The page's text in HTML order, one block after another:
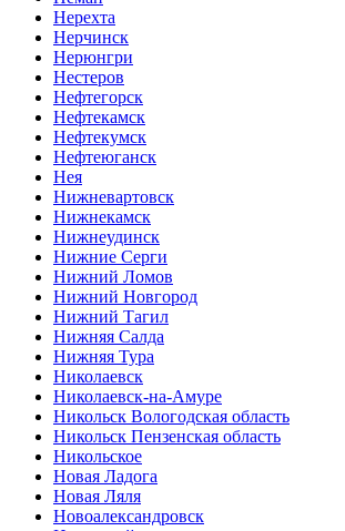
Нерехта
Нерчинск
Нерюнгри
Нестеров
Нефтегорск
Нефтекамск
Нефтекумск
Нефтеюганск
Нея
Нижневартовск
Нижнекамск
Нижнеудинск
Нижние Серги
Нижний Ломов
Нижний Новгород
Нижний Тагил
Нижняя Салда
Нижняя Тура
Николаевск
Николаевск-на-Амуре
Никольск Вологодская область
Никольск Пензенская область
Никольское
Новая Ладога
Новая Ляля
Новоалександровск